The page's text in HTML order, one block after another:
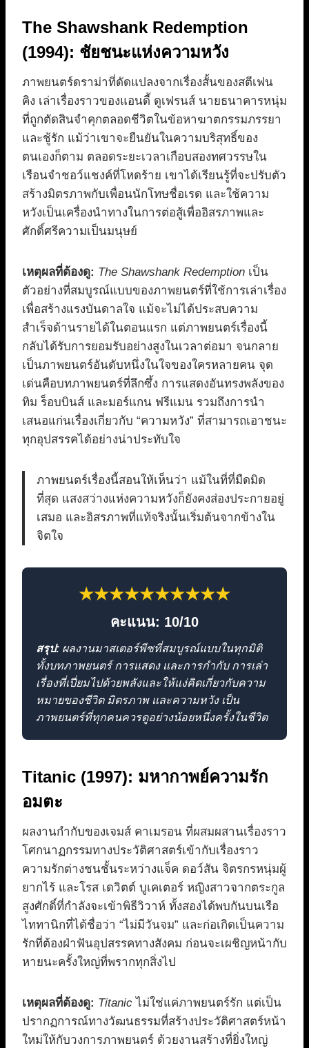
The Shawshank Redemption
(1994): ชัยชนะแห่งความหวัง
ภาพยนตร์ดราม่าที่ดัดแปลงจากเรื่องสั้นของสตีเฟน
คิง เล่าเรื่องราวของแอนดี้ ดูเฟรนส์ นายธนาคารหนุ่ม
ที่ถูกตัดสินจำคุกตลอดชีวิตในข้อหาฆาตกรรมภรรยา
และชู้รัก แม้ว่าเขาจะยืนยันในความบริสุทธิ์ของ
ตนเองก็ตาม ตลอดระยะเวลาเกือบสองทศวรรษใน
เรือนจำชอว์แชงค์ที่โหดร้าย เขาได้เรียนรู้ที่จะปรับตัว
สร้างมิตรภาพกับเพื่อนนักโทษชื่อเรด และใช้ความ
หวังเป็นเครื่องนำทางในการต่อสู้เพื่ออิสรภาพและ
ศักดิ์ศรีความเป็นมนุษย์
เหตุผลที่ต้องดู: The Shawshank Redemption เป็น
ตัวอย่างที่สมบูรณ์แบบของภาพยนตร์ที่ใช้การเล่าเรื่อง
เพื่อสร้างแรงบันดาลใจ แม้จะไม่ได้ประสบความ
สำเร็จด้านรายได้ในตอนแรก แต่ภาพยนตร์เรื่องนี้
กลับได้รับการยอมรับอย่างสูงในเวลาต่อมา จนกลาย
เป็นภาพยนตร์อันดับหนึ่งในใจของใครหลายคน จุด
เด่นคือบทภาพยนตร์ที่ลึกซึ้ง การแสดงอันทรงพลังของ
ทิม ร็อบบินส์ และมอร์แกน ฟรีแมน รวมถึงการนำ
เสนอแก่นเรื่องเกี่ยวกับ “ความหวัง” ที่สามารถเอาชนะ
ทุกอุปสรรคได้อย่างน่าประทับใจ
ภาพยนตร์เรื่องนี้สอนให้เห็นว่า แม้ในที่ที่มืดมิด
ที่สุด แสงสว่างแห่งความหวังก็ยังคงส่องประกายอยู่
เสมอ และอิสรภาพที่แท้จริงนั้นเริ่มต้นจากข้างใน
จิตใจ
★★★★★★★★★★
คะแนน: 10/10
สรุป: ผลงานมาสเตอร์พีซที่สมบูรณ์แบบในทุกมิติ
ทั้งบทภาพยนตร์ การแสดง และการกำกับ การเล่า
เรื่องที่เปี่ยมไปด้วยพลังและให้แง่คิดเกี่ยวกับความ
หมายของชีวิต มิตรภาพ และความหวัง เป็น
ภาพยนตร์ที่ทุกคนควรดูอย่างน้อยหนึ่งครั้งในชีวิต
Titanic (1997): มหากาพย์ความรัก
อมตะ
ผลงานกำกับของเจมส์ คาเมรอน ที่ผสมผสานเรื่องราว
โศกนาฏกรรมทางประวัติศาสตร์เข้ากับเรื่องราว
ความรักต่างชนชั้นระหว่างแจ็ค ดอว์สัน จิตรกรหนุ่มผู้
ยากไร้ และโรส เดวิตต์ บูเคเตอร์ หญิงสาวจากตระกูล
สูงศักดิ์ที่กำลังจะเข้าพิธีวิวาห์ ทั้งสองได้พบกันบนเรือ
ไททานิกที่ได้ชื่อว่า “ไม่มีวันจม” และก่อเกิดเป็นความ
รักที่ต้องฝ่าฟันอุปสรรคทางสังคม ก่อนจะเผชิญหน้ากับ
หายนะครั้งใหญ่ที่พรากทุกสิ่งไป
เหตุผลที่ต้องดู: Titanic ไม่ใช่แค่ภาพยนตร์รัก แต่เป็น
ปรากฏการณ์ทางวัฒนธรรมที่สร้างประวัติศาสตร์หน้า
ใหม่ให้กับวงการภาพยนตร์ ด้วยงานสร้างที่ยิ่งใหญ่